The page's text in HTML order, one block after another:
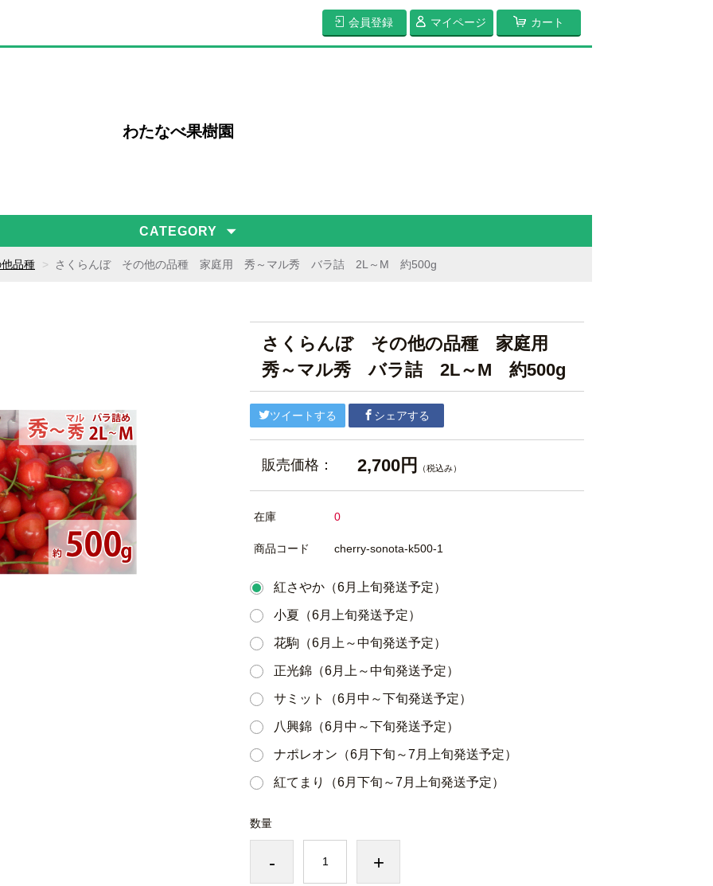
わたなべ果樹園
会員登録 マイページ カート
CATEGORY
品種 さくらんぼ その他の品種 家庭用 秀～マル秀 バラ詰 2L～M 約500g
さくらんぼ その他の品種 家庭用
秀～マル秀 バラ詰 2L～M 約500g
ツイートする シェアする
販売価格： 2,700円 （税込み）
在庫 0
商品コード cherry-sonota-k500-1
紅さやか（6月上旬発送予定）
小夏（6月上旬発送予定）
花駒（6月上～中旬発送予定）
正光錦（6月上～中旬発送予定）
サミット（6月中～下旬発送予定）
八興錦（6月中～下旬発送予定）
ナポレオン（6月下旬～7月上旬発送予定）
紅てまり（6月下旬～7月上旬発送予定）
数量
- +